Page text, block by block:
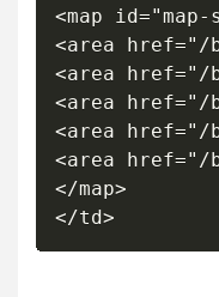
<map id="map-
<area href="/
<area href="/
<area href="/
<area href="/
<area href="/
</map>
</td>